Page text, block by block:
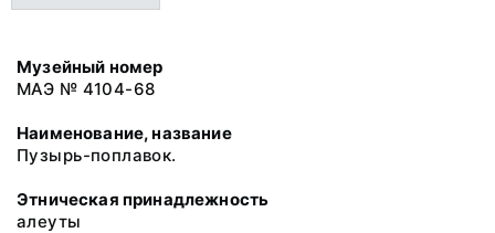
Музейный номер
МАЭ № 4104-68
Наименование, название
Пузырь-поплавок.
Этническая принадлежность
алеуты